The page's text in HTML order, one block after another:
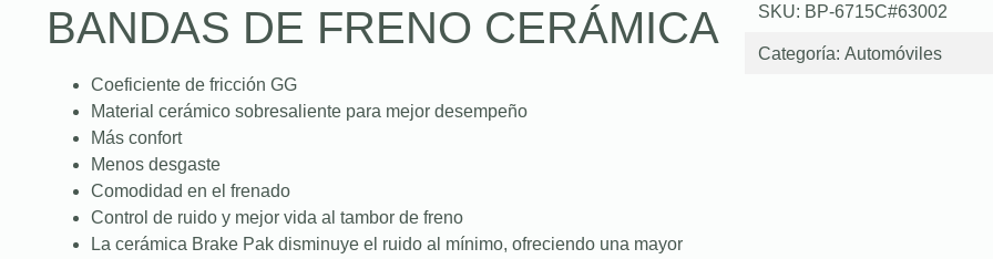
BANDAS DE FRENO CERÁMICA
Coeficiente de fricción GG
Material cerámico sobresaliente para mejor desempeño
Más confort
Menos desgaste
Comodidad en el frenado
Control de ruido y mejor vida al tambor de freno
La cerámica Brake Pak disminuye el ruido al mínimo, ofreciendo una mayor
SKU: BP-6715C#63002
Categoría: Automóviles